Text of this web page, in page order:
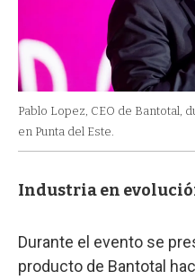
Pablo Lopez, CEO de Bantotal,
en Punta del Este.
Industria en
Durante el evento se
producto de Bantotal